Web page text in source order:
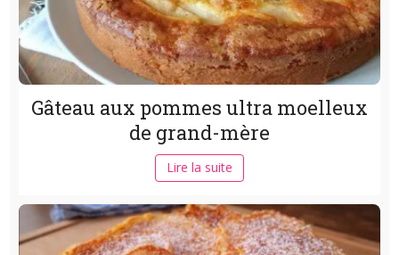
Gâteau aux pommes ultra moelleux
de grand-mère
Lire la suite